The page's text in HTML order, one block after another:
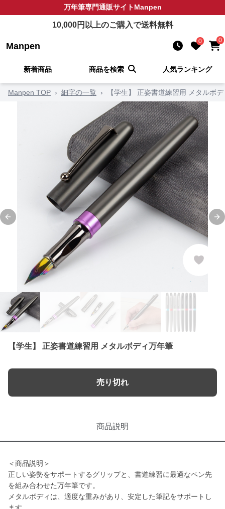
万年筆専門通販サイトManpen
10,000円以上のご購入で送料無料
Manpen 0 0
新着商品 商品を検索 人気ランキング
Manpen TOP › 細字の一覧 › 【学生】 正姿書道練習用 メタルボ
Previous slide
【学生】 正姿書道練習用 メタルボディ万年筆
売り切れ
商品説明
＜商品説明＞
正しい姿勢をサポートするグリップと、書道練習に最適なペン先
を組み合わせた万年筆です。
メタルボディは、適度な重みがあり、安定した筆記をサポートし